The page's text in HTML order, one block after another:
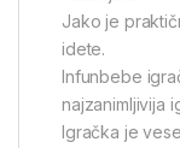
Jako je
idete.
Infunbebe
najzanimljivija
Igračka je